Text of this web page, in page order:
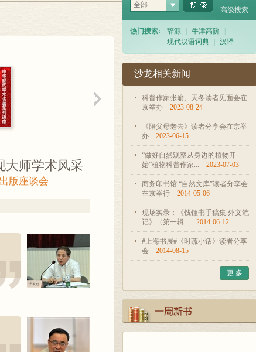
大师学术风采
版座谈会
全部
高级搜索
热门搜索: 辞源 牛津高阶
现代汉语词典
汉译
沙龙相关新闻
科普作家张瑜、天冬读者见面会在
京举办
2023-08-24
《陪父母老去》读者分享会在京举
办
2023-06-15
“做好自然观察从身边的植物开
始”植物科普作家...
2023-07-03
商务印书馆 “自然文库”读者分享会
在京举行
2014-05-06
现场实录：《钱锺书手稿集.外文笔
记》（第一辑...
2014-06-12
#上海书展#《时蔬小话》读者分享
会
2014-08-15
更 多